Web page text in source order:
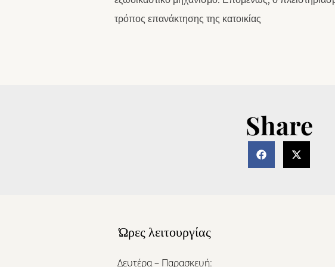
τρόπος επανάκτησης της κατοικίας
Share
Ώρες λειτουργίας
Δευτέρα – Παρασκευή: